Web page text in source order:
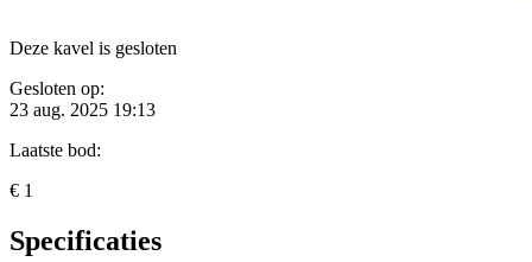
Deze kavel is gesloten
Gesloten op:
23 aug. 2025 19:13
Laatste bod:
€ 1
Specificaties